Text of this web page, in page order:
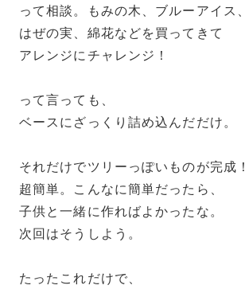
って相談。もみの木、ブルーアイス、
はぜの実、綿花などを買ってきて
アレンジにチャレンジ！
って言っても、
ベースにざっくり詰め込んだだけ。
それだけでツリーっぽいものが完成！
超簡単。こんなに簡単だったら、
子供と一緒に作ればよかったな。
次回はそうしよう。
たったこれだけで、